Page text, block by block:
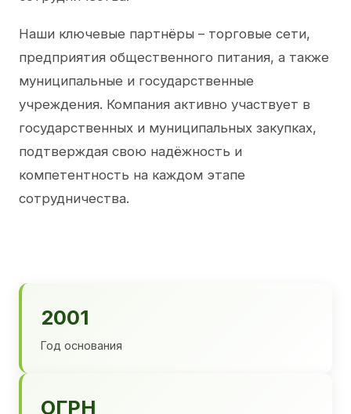
Наши ключевые партнёры – торговые сети,
предприятия общественного питания, а также
муниципальные и государственные
учреждения. Компания активно участвует в
государственных и муниципальных закупках,
подтверждая свою надёжность и
компетентность на каждом этапе
сотрудничества.
2001
Год основания
ОГРН